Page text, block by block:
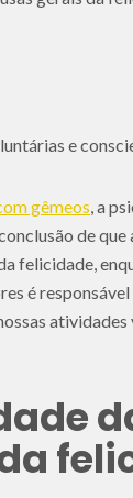
e
gêmeos, a
de que
felicidade,
é responsável
atividades